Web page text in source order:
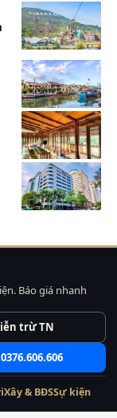
2,800,000
3,400,000
Báo giá nhanh
trừ TN
Xây & BĐSSự kiện